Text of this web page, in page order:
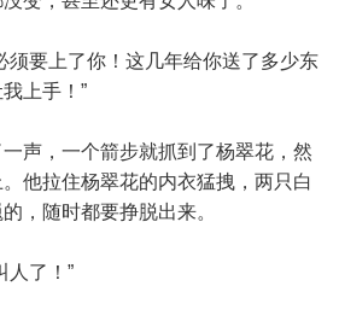
要上了你！这几年给你送了多少东
上手！”
，一个箭步就抓到了杨翠花，然
他拉住杨翠花的内衣猛拽，两只白
，随时都要挣脱出来。
了！”